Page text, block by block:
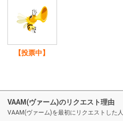
【投票中】
VAAM(ヴァーム)のリクエスト理由
VAAM(ヴァーム)を最初にリクエストした